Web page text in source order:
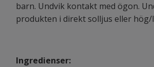
barn. Undvik kontakt med ögon.
produkten i direkt solljus eller
Ingredienser: